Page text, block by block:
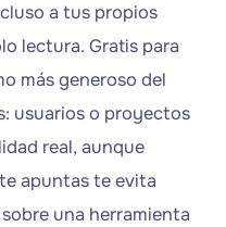
a tus propios
lectura. Gratis para
más generoso del
usuarios o proyectos
real, aunque
apuntas te evita
una herramienta